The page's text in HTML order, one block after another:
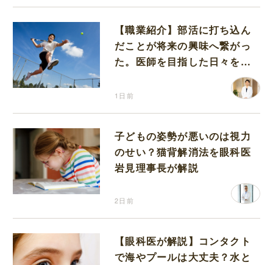
【職業紹介】部活に打ち込ん
だことが将来の興味へ繋がっ
た。医師を目指した日々を振
1日前
子どもの姿勢が悪いのは視力
のせい？猫背解消法を眼科医
岩見理事長が解説
2日前
【眼科医が解説】コンタクト
で海やプールは大丈夫？水と